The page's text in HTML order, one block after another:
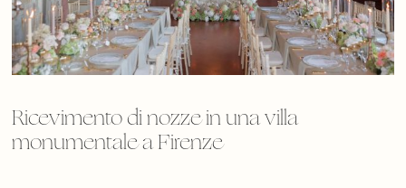
Ricevimento di nozze in una villa
monumentale a Firenze